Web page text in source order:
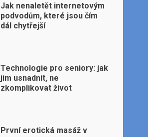
Jak nenaletět internetovým
podvodům, které jsou čím
dál chytřejší
Technologie pro seniory: jak
jim usnadnit, ne
zkomplikovat život
První erotická masáž v